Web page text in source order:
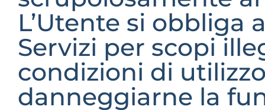
L’Utente si obbliga
Servizi per scopi
condizioni di
danneggiarne la